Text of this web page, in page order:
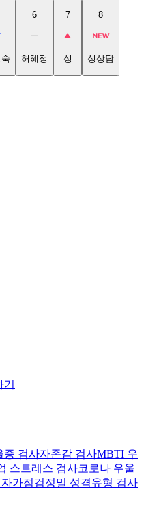
6
허혜정
7
성
8
성상담
증 검사자존감 검사MBTI 우
스트레스 검사코로나 우울
가점검정밀 성격유형 검사